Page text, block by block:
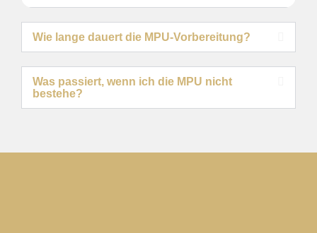
Wie lange dauert die MPU-Vorbereitung?
Was passiert, wenn ich die MPU nicht
bestehe?